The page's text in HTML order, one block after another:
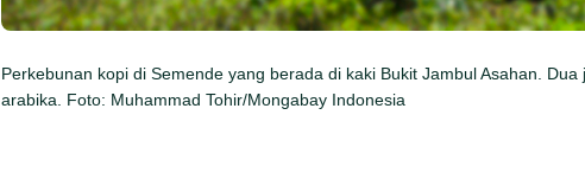
Perkebunan kopi di Semende yang berada di kaki Bukit Jambul Asahan.
arabika. Foto: Muhammad Tohir/Mongabay Indonesia